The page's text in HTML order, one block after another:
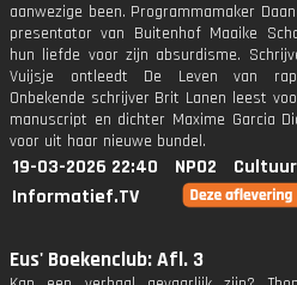
aanwezige been. Programmamaker
presentator van Buitenhof Maaike
hun liefde voor zijn absurdisme.
Vuijsje ontleedt De Leven van
Onbekende schrijver Brit Lanen leest
manuscript en dichter Maxime Garcia
voor uit haar nieuwe bundel.
19-03-2026 22:40 NPO2
Informatief.TV
Eus' Boekenclub: Afl. 3